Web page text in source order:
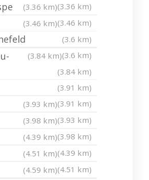
(3.36 km)
(3.36 km)
(3.46 km)
(3.46 km)
(3.6 km)
(3.6 km)
(3.84 km)
(3.84 km)
(3.91 km)
(3.91 km)
(3.93 km)
(3.93 km)
(3.98 km)
(3.98 km)
(4.39 km)
(4.39 km)
(4.51 km)
(4.51 km)
(4.59 km)